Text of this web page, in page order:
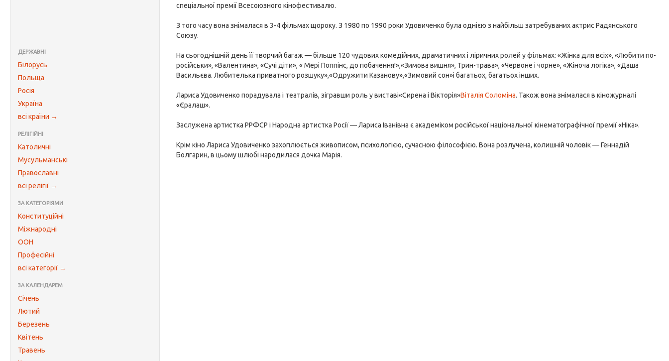
ДЕРЖАВНІ
Білорусь
Польща
Росія
Україна
всі країни →
РЕЛІГІЙНІ
Католичні
Мусульманські
Православні
всі релігії →
ЗА КАТЕГОРІЯМИ
Конституційні
Міжнародні
ООН
Професійні
всі категорії →
ЗА КАЛЕНДАРЕМ
Січень
Лютий
Березень
Квітень
Травень
спеціальної премії Всесоюзного кінофестивалю.
З того часу вона знімалася в 3-4 фільмах щороку. З 1980 по 1990 роки Удовиченко була однією з найбільш затребуваних актрис Радянського
Союзу.
На сьогоднішній день її творчий багаж — більше 120 чудових комедійних, драматичних і ліричних ролей у фільмах: «Жінка для всіх», «Любити по-
російськи», «Валентина», «Сучі діти», « Мері Поппінс, до побачення!»,«Зимова вишня», Трин-трава», «Червоне і чорне», «Жіноча логіка», «Даша
Васильєва. Любителька приватного розшуку»,«Одружити Казанову»,«Зимовий сон»і багатьох, багатьох інших.
Лариса Удовиченко порадувала і театралів, зігравши роль у виставі«Сирена і Вікторія»Віталія Соломіна. Також вона знімалася в кіножурналі
«Єралаш».
Заслужена артистка РРФСР і Народна артистка Росії — Лариса Іванівна є академіком російської національної кінематографічної премії «Ніка».
Крім кіно Лариса Удовиченко захоплюється живописом, психологією, сучасною філософією. Вона розлучена, колишній чоловік — Геннадій
Болгарин, в цьому шлюбі народилася дочка Марія.